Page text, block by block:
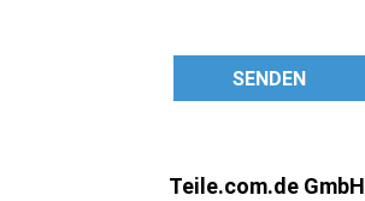
SENDEN
Teile.com.de GmbH